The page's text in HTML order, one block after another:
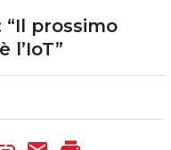
prossimo